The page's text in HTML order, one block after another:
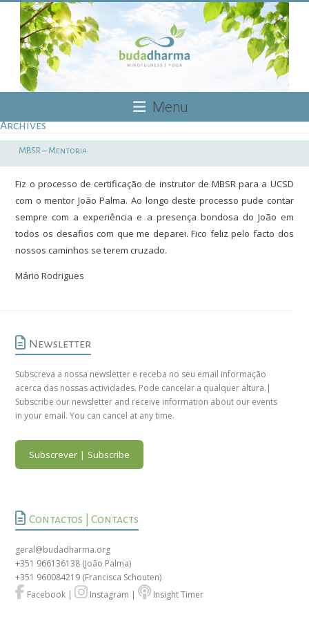
content
Mindfulness
Menu
Archives
MBSR – Mentoria
Fiz o processo de certificação de instrutor de MBSR para a UCSD
com o mentor João Palma. Ao longo deste processo pude contar
sempre com a experiência e a presença bondosa do João em
todos os desafios com que me deparei. Fico feliz pelo facto dos
nossos caminhos se terem cruzado.
Mário Rodrigues
Newsletter
Subscreva a nossa newsletter e receba no seu email informação
acerca das nossas actividades. Pode cancelar a qualquer altura.|
Subscribe our newsletter and receive information about our events
in your email. You can cancel at any time.
Subscrever | Subscribe
Contactos | Contacts
geral@budadharma.org
+351 966136138 (João Palma)
+351 960084219 (Francisca Schouten)
Facebook | Instagram | Insight Timer